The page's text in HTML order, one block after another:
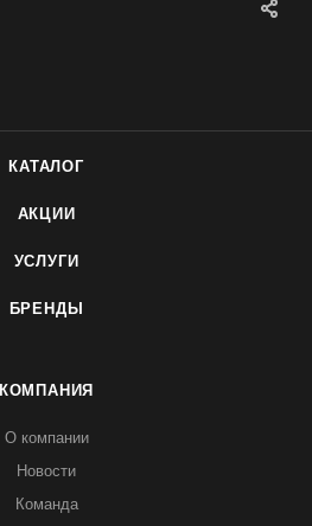
КАТАЛОГ
АКЦИИ
УСЛУГИ
БРЕНДЫ
КОМПАНИЯ
О компании
Новости
Команда